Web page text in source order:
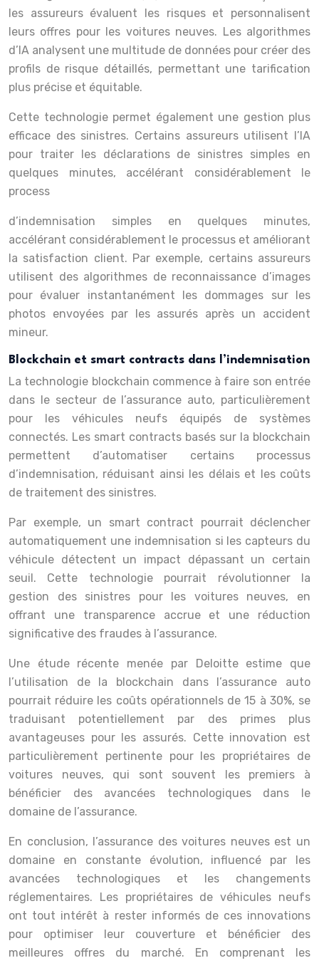
les assureurs évaluent les risques et personnalisent
leurs offres pour les voitures neuves. Les algorithmes
d’IA analysent une multitude de données pour créer des
profils de risque détaillés, permettant une tarification
plus précise et équitable.
Cette technologie permet également une gestion plus
efficace des sinistres. Certains assureurs utilisent l’IA
pour traiter les déclarations de sinistres simples en
quelques minutes, accélérant considérablement le
process
d’indemnisation simples en quelques minutes,
accélérant considérablement le processus et améliorant
la satisfaction client. Par exemple, certains assureurs
utilisent des algorithmes de reconnaissance d’images
pour évaluer instantanément les dommages sur les
photos envoyées par les assurés après un accident
mineur.
Blockchain et smart contracts dans l’indemnisation
La technologie blockchain commence à faire son entrée
dans le secteur de l’assurance auto, particulièrement
pour les véhicules neufs équipés de systèmes
connectés. Les smart contracts basés sur la blockchain
permettent d’automatiser certains processus
d’indemnisation, réduisant ainsi les délais et les coûts
de traitement des sinistres.
Par exemple, un smart contract pourrait déclencher
automatiquement une indemnisation si les capteurs du
véhicule détectent un impact dépassant un certain
seuil. Cette technologie pourrait révolutionner la
gestion des sinistres pour les voitures neuves, en
offrant une transparence accrue et une réduction
significative des fraudes à l’assurance.
Une étude récente menée par Deloitte estime que
l’utilisation de la blockchain dans l’assurance auto
pourrait réduire les coûts opérationnels de 15 à 30%, se
traduisant potentiellement par des primes plus
avantageuses pour les assurés. Cette innovation est
particulièrement pertinente pour les propriétaires de
voitures neuves, qui sont souvent les premiers à
bénéficier des avancées technologiques dans le
domaine de l’assurance.
En conclusion, l’assurance des voitures neuves est un
domaine en constante évolution, influencé par les
avancées technologiques et les changements
réglementaires. Les propriétaires de véhicules neufs
ont tout intérêt à rester informés de ces innovations
pour optimiser leur couverture et bénéficier des
meilleures offres du marché. En comprenant les